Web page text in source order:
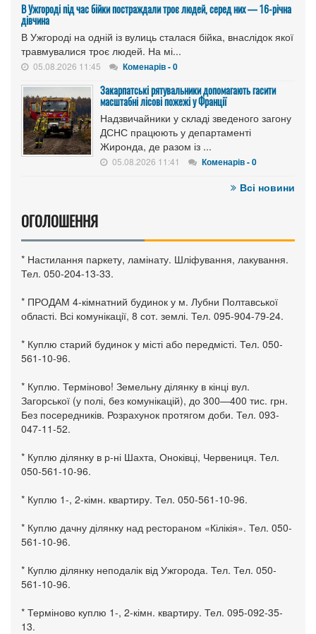
В Ужгороді під час бійки постраждали троє людей, серед них — 16-річна
дівчина
В Ужгороді на одній із вулиць сталася бійка, внаслідок якої
травмувалися троє людей. На мі...
05.08.2026 11:45 Коменарів - 0
Закарпатські рятувальники допомагають гасити
масштабні лісові пожежі у Франції
Надзвичайники у складі зведеного загону
ДСНС працюють у департаменті
Жиронда, де разом із ...
05.08.2026 11:41 Коменарів - 0
Всі новини
ОГОЛОШЕННЯ
* Настилання паркету, ламінату. Шліфування, лакування.
Тел. 050-204-13-33.
* ПРОДАМ 4-кімнатний будинок у м. Лубни Полтавської
області. Всі комунікації, 8 сот. землі. Тел. 095-904-79-24.
* Куплю старий будинок у місті або передмісті. Тел. 050-
561-10-96.
* Куплю. Терміново! Земельну ділянку в кінці вул.
Загорської (у полі, без комунікацій), до 300—400 тис. грн.
Без посередників. Розрахунок протягом доби. Тел. 093-
047-11-52.
* Куплю ділянку в р-ні Шахта, Оноківці, Червениця. Тел.
050-561-10-96.
* Куплю 1-, 2-кімн. квартиру. Тел. 050-561-10-96.
* Куплю дачну ділянку над рестораном «Кілікія». Тел. 050-
561-10-96.
* Куплю ділянку неподалік від Ужгорода. Тел. Тел. 050-
561-10-96.
* Терміново куплю 1-, 2-кімн. квартиру. Тел. 095-092-35-
13.